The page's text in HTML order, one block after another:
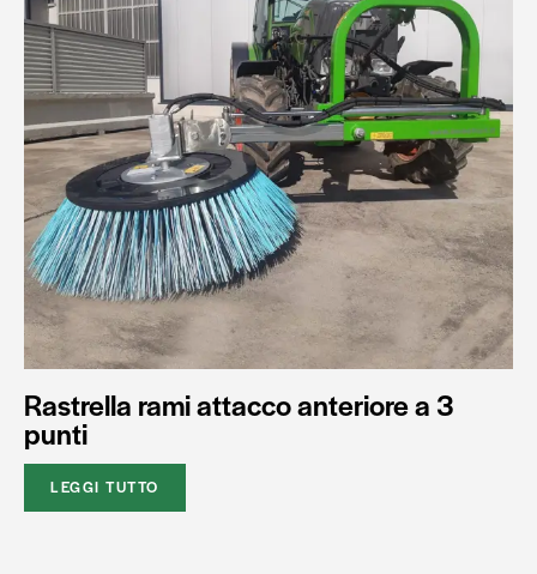
Rastrella rami attacco anteriore a 3
punti
LEGGI TUTTO